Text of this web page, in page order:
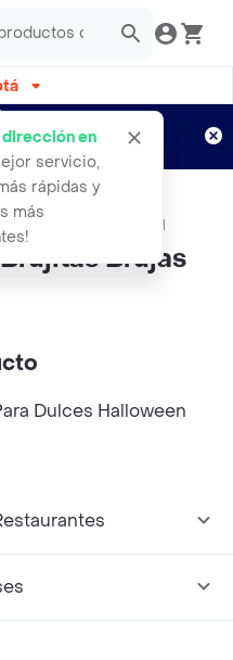
dirección en
servicio,
rápidas y
más
Aplican TyC
Para
Brujas
Dulces Halloween